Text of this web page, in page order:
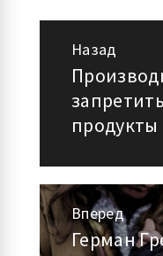
по
Назад
запись:
продукты
Вперед
Следующая
Герман